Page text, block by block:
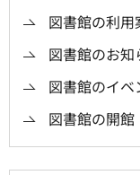
図書館の利用
図書館のお知
図書館のイベ
図書館の開館